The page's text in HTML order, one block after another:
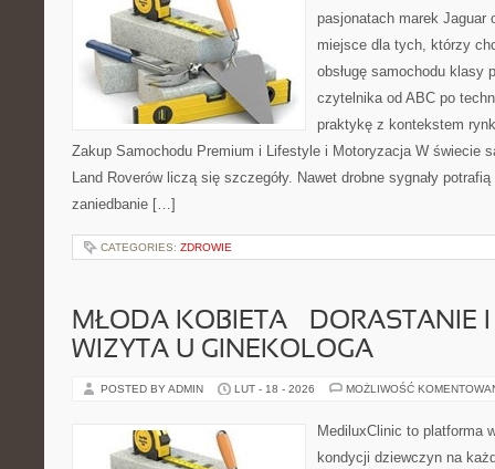
pasjonatach marek Jaguar
miejsce dla tych, którzy
obsługę samochodu klasy
czytelnika od ABC po
praktykę z kontekstem
Zakup Samochodu Premium i Lifestyle i Motoryzacja W świecie
Land Roverów liczą się szczegóły. Nawet drobne sygnały
zaniedbanie […]
CATEGORIES: ZDROWIE
MŁODA KOBIETA – DORASTANIE
WIZYTA U GINEKOLOGA
POSTED BY ADMIN LUT - 18 - 2026 MOŻLIWOŚĆ
MediluxClinic to platforma
kondycji dziewczyn na